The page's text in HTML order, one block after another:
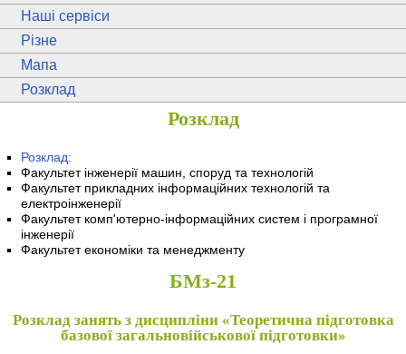
Наші сервіси
Різне
Мапа
Розклад
Розклад
Розклад:
Факультет інженерії машин, споруд та технологій
Факультет прикладних інформаційних технологій та
електроінженерії
Факультет комп'ютерно-інформаційних систем і програмної
інженерії
Факультет економіки та менеджменту
БМз-21
Розклад занять з дисципліни «Теоретична підготовка
базової загальновійськової підготовки»